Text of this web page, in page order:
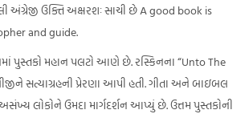
ઉક્તિ અક્ષરશઃ સાચી છે A good book is
and guide.
પુસ્તકો મહાન પલટો આણે છે. રસ્કિનના “Unto The
સત્યાગ્રહની પ્રેરણા આપી હતી. ગીતા અને બાઇબલ
લોકોને ઉમદા માર્ગદર્શન આપ્યું છે. ઉત્તમ પુસ્તકોની